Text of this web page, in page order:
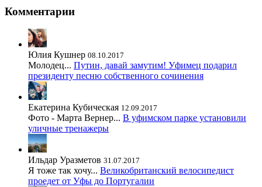
Комментарии
Юлия Кушнер 08.10.2017
Молодец... Путин, давай замутим! Уфимец подарил
президенту песню собственного сочинения
Екатерина Кубическая 12.09.2017
Фото - Марта Вернер... В уфимском парке установили
уличные тренажеры
Ильдар Уразметов 31.07.2017
Я тоже так хочу... Великобританский велосипедист
проедет от Уфы до Португалии